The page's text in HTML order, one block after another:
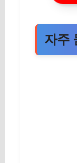
자주